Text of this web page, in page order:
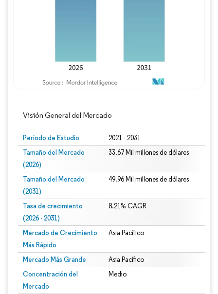
Visión General del Mercado
Período de Estudio 2021 - 2031
Tamaño del Mercado
(2026)
33.67 Mil millones de dólares
Tamaño del Mercado
(2031)
49.96 Mil millones de dólares
Tasa de crecimiento
(2026 - 2031)
8.21% CAGR
Mercado de Crecimiento
Más Rápido
Asia Pacífico
Mercado Más Grande Asia Pacífico
Concentración del
Mercado
Medio